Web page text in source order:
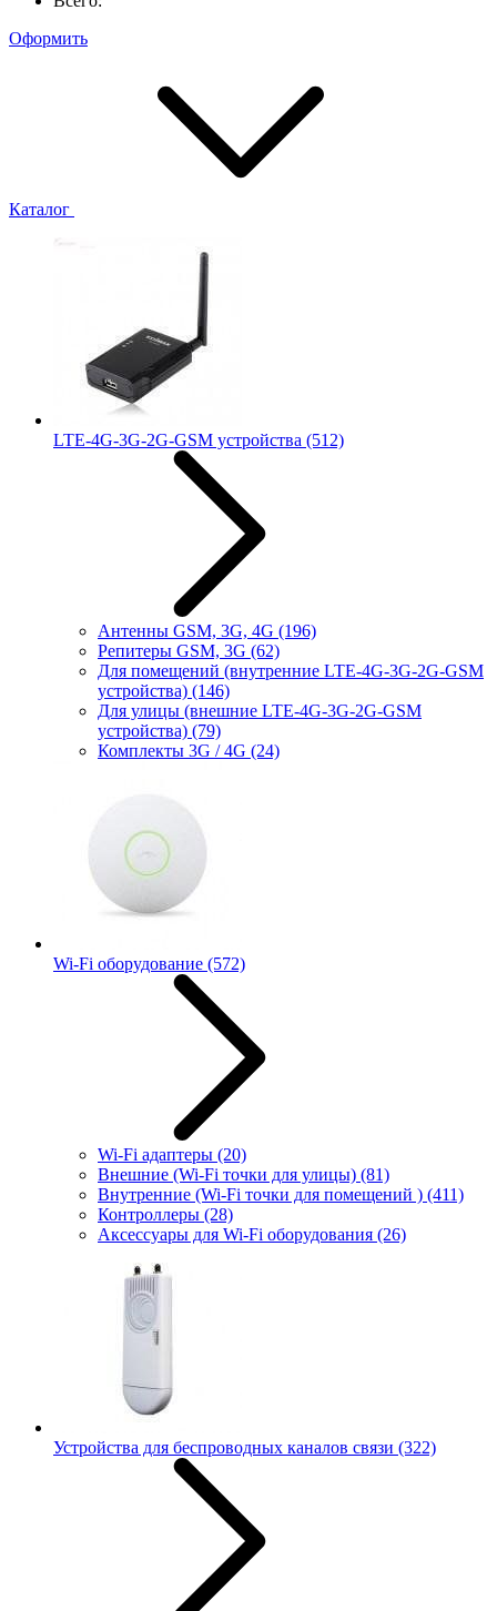
Оформить
Каталог
LTE-4G-3G-2G-GSM устройства (512)
Антенны GSM, 3G, 4G (196)
Репитеры GSM, 3G (62)
Для помещений (внутренние LTE-4G-3G-2G-GSM
устройства) (146)
Для улицы (внешние LTE-4G-3G-2G-GSM
устройства) (79)
Комплекты 3G / 4G (24)
Wi-Fi оборудование (572)
Wi-Fi адаптеры (20)
Внешние (Wi-Fi точки для улицы) (81)
Внутренние (Wi-Fi точки для помещений ) (411)
Контроллеры (28)
Аксессуары для Wi-Fi оборудования (26)
Устройства для беспроводных каналов связи (322)